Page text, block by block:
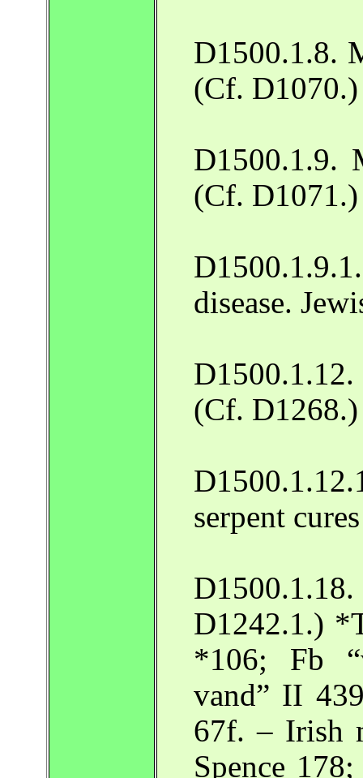
D1500.1.8.
(Cf. D1070.)
D1500.1.9.
(Cf. D1071.)
disease.
D1500.1.12.
(Cf. D1268.)
serpent
D1242.1.)
*106; Fb
vand” II
67f. – Irish
Spence